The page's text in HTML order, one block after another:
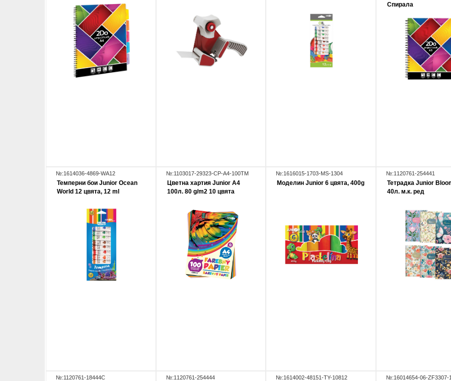
Спирала
№:1614036-4869-WA12
Темперни бои Junior Ocean
World 12 цвята, 12 ml
№:1103017-29323-CP-A4-100TM
Цветна хартия Junior A4
100л. 80 g/m2 10 цвята
№:1616015-1703-MS-1304
Моделин Junior 6 цвята, 400g
№:1120761-254441
Тетрадка Junior
40л. м.к. ред
№:1120761-18444C №:1120761-254444 №:1614002-48151-TY-10812 №:16014654-06-ZF3307-